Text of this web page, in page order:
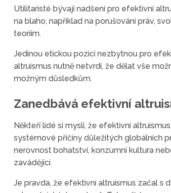
Utilitaristé bývají nadšení pro efektivní
na blaho, například na porušování práv,
teoriím.
Jedinou etickou pozicí nezbytnou pro
altruismus nutně netvrdí, že dělat vše
možným důsledkům.
Zanedbává efektivní
Někteří lidé si myslí, že efektivní
systémové příčiny důležitých globálních
nerovnost bohatství, konzumní kultura
zavádějící.
Je pravda, že efektivní altruismus začal s